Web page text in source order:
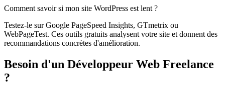
Comment savoir si mon site WordPress est lent ?
Testez-le sur Google PageSpeed Insights, GTmetrix ou
WebPageTest. Ces outils gratuits analysent votre site et donnent des
recommandations concrètes d'amélioration.
Besoin d'un Développeur Web Freelance
?